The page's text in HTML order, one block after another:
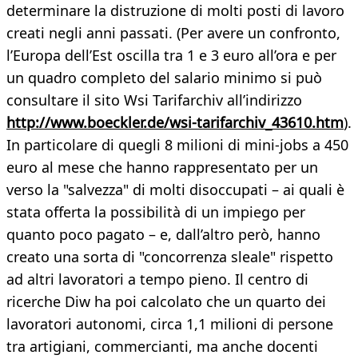
determinare la distruzione di molti posti di lavoro
creati negli anni passati. (Per avere un confronto,
l’Europa dell’Est oscilla tra 1 e 3 euro all’ora e per
un quadro completo del salario minimo si può
consultare il sito Wsi Tarifarchiv all’indirizzo
http://www.boeckler.de/wsi-tarifarchiv_43610.htm).
In particolare di quegli 8 milioni di mini-jobs a 450
euro al mese che hanno rappresentato per un
verso la "salvezza" di molti disoccupati – ai quali è
stata offerta la possibilità di un impiego per
quanto poco pagato – e, dall’altro però, hanno
creato una sorta di "concorrenza sleale" rispetto
ad altri lavoratori a tempo pieno. Il centro di
ricerche Diw ha poi calcolato che un quarto dei
lavoratori autonomi, circa 1,1 milioni di persone
tra artigiani, commercianti, ma anche docenti